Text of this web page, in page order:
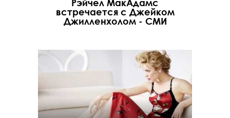
Рэйчел МакАдамс
встречается с Джейком
Джилленхолом - СМИ